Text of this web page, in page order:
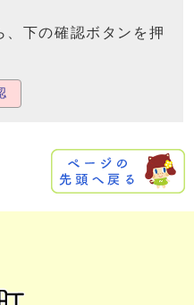
、下の確認ボタンを押